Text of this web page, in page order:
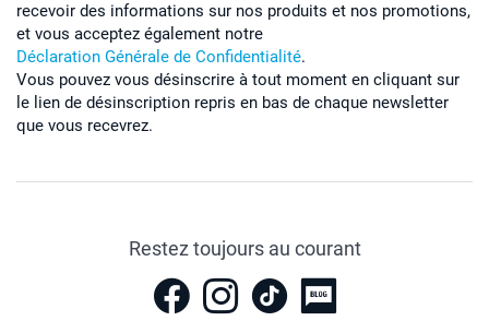
recevoir des informations sur nos produits et nos promotions,
et vous acceptez également notre
Déclaration Générale de Confidentialité.
Vous pouvez vous désinscrire à tout moment en cliquant sur
le lien de désinscription repris en bas de chaque newsletter
que vous recevrez.
Restez toujours au courant